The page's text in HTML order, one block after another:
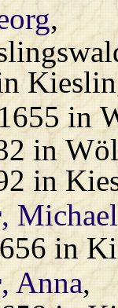
,
in
in
in
, Michael
in
, Anna,